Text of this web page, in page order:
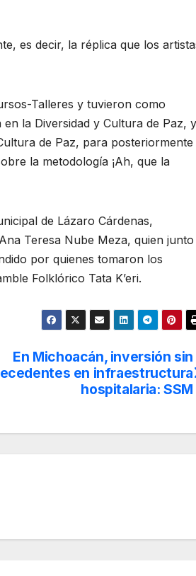
es decir, la réplica que los
Talleres y tuvieron como
la Diversidad y Cultura de Paz, y
de Paz, para posteriormente
la metodología ¡Ah, que la
de Lázaro Cárdenas,
Teresa Nube Meza, quien junto
por quienes tomaron los
Folklórico Tata K’eri.
En Michoacán, inversión sin
en infraestructura
hospitalaria: SSM